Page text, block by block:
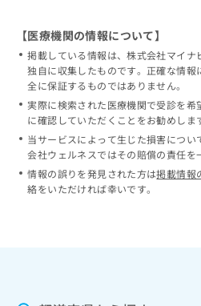
【医療機関の情報について】
掲載している情報は、株式会社マイ
独自に収集したものです。正確な情
全に保証するものではありません。
実際に検索された医療機関で受診を希
に確認していただくことをお勧めしま
当サービスによって生じた損害につ
会社ウェルネスではその賠償の責任を
情報の誤りを発見された方は掲載情報
絡をいただければ幸いです。